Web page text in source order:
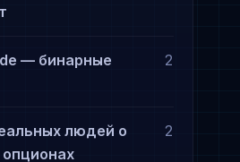
— бинарные
2
людей о
2